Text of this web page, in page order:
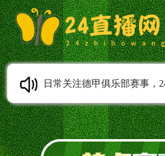
日常关注德甲俱乐部赛事，
甲直播内容。德甲高清直播